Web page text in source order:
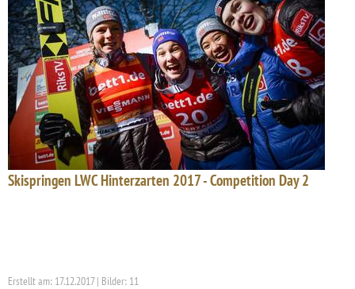
Skispringen LWC Hinterzarten 2017 - Competition Day 2
Erstellt am: 17.12.2017 | Bilder: 11